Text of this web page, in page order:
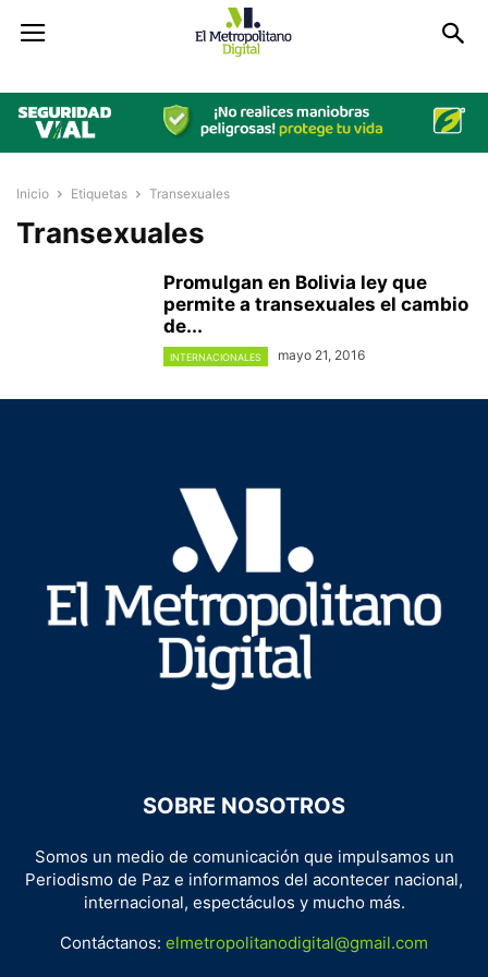
Inicio Etiquetas Transexuales
Transexuales
Promulgan en Bolivia ley que
permite a transexuales el cambio
de...
INTERNACIONALES mayo 21, 2016
SOBRE NOSOTROS
Somos un medio de comunicación que impulsamos un
Periodismo de Paz e informamos del acontecer nacional,
internacional, espectáculos y mucho más.
Contáctanos: elmetropolitanodigital@gmail.com